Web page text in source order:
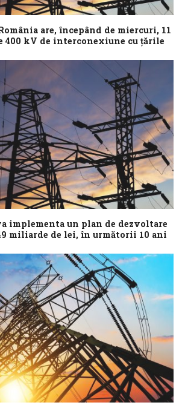
are, începând de miercuri, 11
kV de interconexiune cu țările
de miercuri, 11 linii electrice de 400 kV de
vecine și o capacitate de interconexiune
implementa un plan de dezvoltare
miliarde de lei, în următorii 10 ani
implementa un plan de dezvoltare în
de lei...